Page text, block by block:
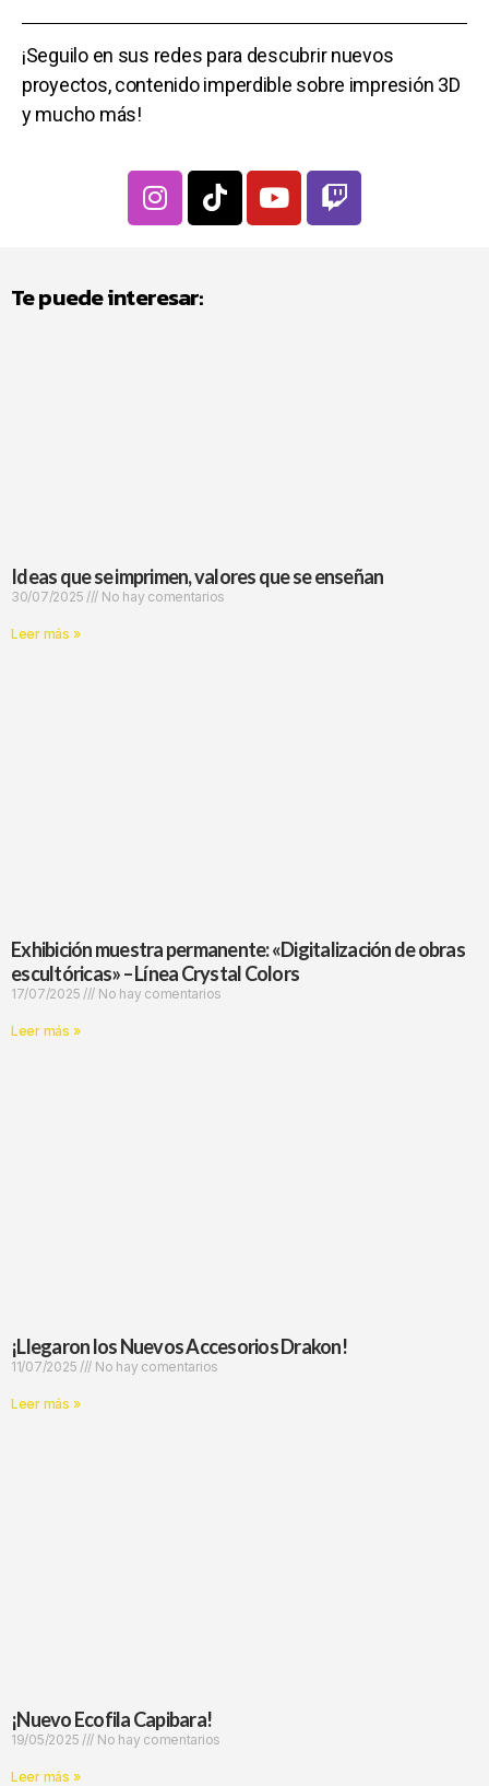
¡Seguilo en sus redes para descubrir nuevos
proyectos, contenido imperdible sobre impresión 3D
y mucho más!
Te puede interesar:
Ideas que se imprimen, valores que se enseñan
30/07/2025 No hay comentarios
Leer más »
Exhibición muestra permanente: «Digitalización de obras
escultóricas» – Línea Crystal Colors
17/07/2025 No hay comentarios
Leer más »
¡Llegaron los Nuevos Accesorios Drakon!
11/07/2025 No hay comentarios
Leer más »
¡Nuevo Ecofila Capibara!
19/05/2025 No hay comentarios
Leer más »